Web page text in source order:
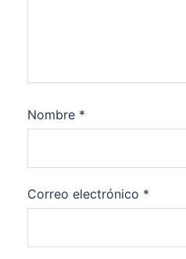
Nombre *
Correo electrónico *